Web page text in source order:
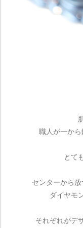
職人が一から
とて
センターから放
ダイヤモ
それぞれがデ